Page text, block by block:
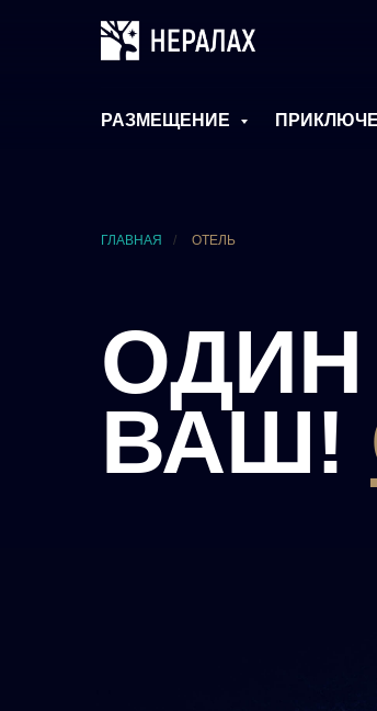
РАЗМЕЩЕНИЕ
ГЛАВНАЯ / ОТЕЛЬ
ВАШ!